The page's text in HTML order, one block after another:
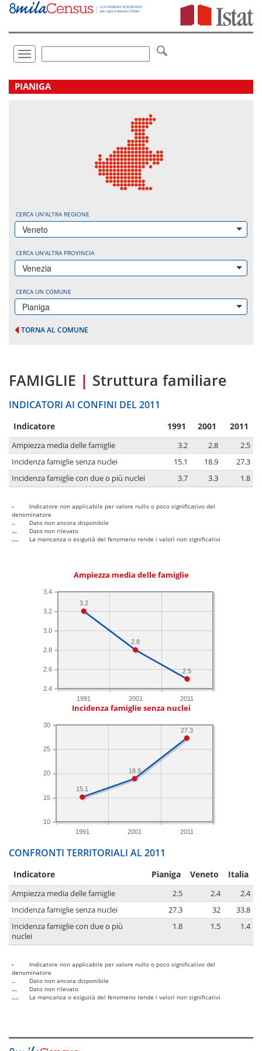
Vai
direttamente
Toggle
navigation
.
PIANIGA
CERCA UN'ALTRA REGIONE
Veneto
CERCA UN'ALTRA PROVINCIA
Venezia
CERCA UN COMUNE
Pianiga
TORNA AL COMUNE
FAMIGLIE | Struttura familiare
INDICATORI AI CONFINI DEL 2011
Indicatore 1991 2001 2011
Ampiezza media delle famiglie 3.2 2.8
2.5
Incidenza famiglie senza nuclei
15.1 18.9
27.3
Incidenza famiglie con due o più nuclei
3.7 3.3 1.8
-
Indicatore non applicabile per valore nullo o poco significativo del
denominatore
..
Dato non ancora disponibile
...
Dato non rilevato
....
La mancanza o esiguità del fenomeno rende i valori non significativi
Ampiezza media delle famiglie
1991 2001 2011
2.4
2.6
2.8
3.0
3.2
3.4
2.5
2.8
3.2
Incidenza famiglie senza nuclei
1991 2001 2011
10
15
20
25
30
27.3
18.9
15.1
CONFRONTI TERRITORIALI AL 2011
Indicatore Pianiga Veneto Italia
Ampiezza media delle famiglie 2.5 2.4
2.4
Incidenza famiglie senza nuclei
27.3 32
33.8
Incidenza famiglie con due o più
nuclei
1.8 1.5 1.4
-
Indicatore non applicabile per valore nullo o poco significativo del
denominatore
..
Dato non ancora disponibile
...
Dato non rilevato
....
La mancanza o esiguità del fenomeno rende i valori non significativi